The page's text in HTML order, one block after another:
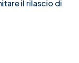
il rilascio di